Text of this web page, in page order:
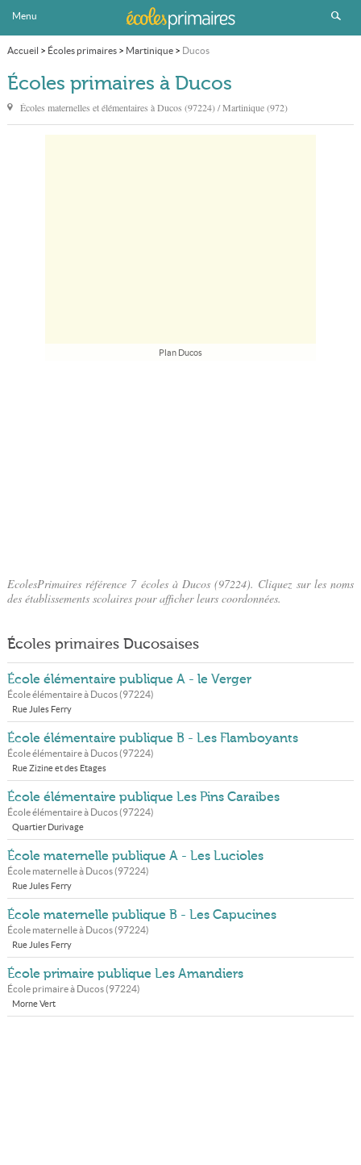
Menu
Accueil > Écoles primaires> Martinique> Ducos
Écoles primaires à Ducos
Écoles maternelles et élémentaires àDucos (97224) / Martinique (972)
Plan Ducos
EcolesPrimaires référence 7 écoles à Ducos (97224). Cliquez sur les noms
des établissements scolaires pour afficher leurs coordonnées.
Écoles primaires Ducosaises
École élémentaire publique A - le Verger
École élémentaire à Ducos(97224)
Rue Jules Ferry
École élémentaire publique B - Les Flamboyants
École élémentaire à Ducos(97224)
Rue Zizine et des Etages
École élémentaire publique Les Pins Caraibes
École élémentaire à Ducos(97224)
Quartier Durivage
École maternelle publique A - Les Lucioles
École maternelle à Ducos(97224)
Rue Jules Ferry
École maternelle publique B - Les Capucines
École maternelle à Ducos(97224)
Rue Jules Ferry
École primaire publique Les Amandiers
École primaire à Ducos(97224)
Morne Vert